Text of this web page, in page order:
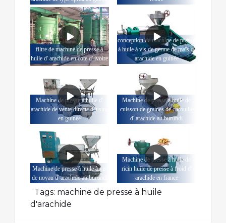
filtre de machine de presse à
huile d' arachide en cote d' ivoire
conception de machine de presse
à huile à vis de germe de maïs d'
arachide en guinée
Machine de presse à huile d'
arachide de vente directe d' usine
en guinée
Machine de presse à huile de
cuisson de graines de citrouille
d' arachide au burundi
Machine de presse à huile à vis
de noyau d' arachide au burundi
Machine de presse à huile de
ricin huile de presse à froid d'
arachide en france
Tags: machine de presse à huile
d'arachide